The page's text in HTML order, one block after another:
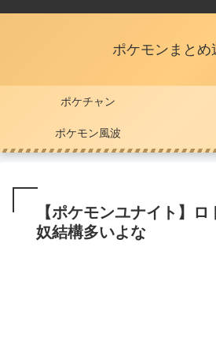
ポケモンまとめ
ポケチャン
ポケモン風波
【ポケモンユナイト】
奴結構多いよな